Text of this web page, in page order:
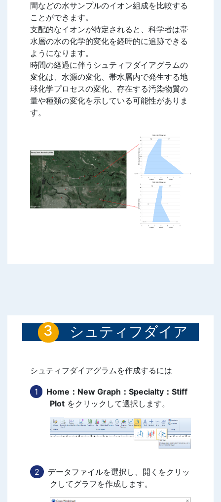
間などの水サンプルのイオン組成を比較する
ことができます。
支配的なイオンが特定されると、科学者は帯
水層の水の化学的変化を経時的に追跡できる
ようになります。
時間の経過に伴うシュティフダイアグラムの
変化は、水源の変化、帯水層内で発生する地
球化学プロセスの変化、存在する汚染物質の
量や種類の変化を示している可能性がありま
す。
シュティフダイア
シュティフダイアグラムを作成するには
Home：New Graph：Specialty：Stiff
Plot をクリックして選択します。
データファイルを選択し、開くをクリッ
クしてグラフを作成します。